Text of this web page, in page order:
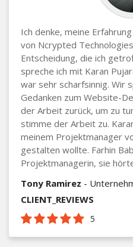
Ich denke, meine
von Ncrypted
Entscheidung, die ich
spreche ich mit Karan
war sehr scharfsinnig. Wir
Gedanken zum Website-
der Arbeit zurück, um zu
stimme der Arbeit zu.
meinem Projektmanager
gestalten wollte. Farhin
Projektmanagerin, sie
Tony Ramirez -
CLIENT_REVIEWS
5